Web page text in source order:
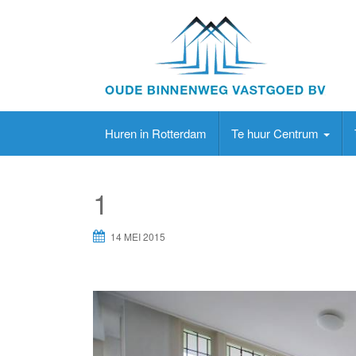
Huren in Rotterdam Te huur Centrum
1
14 MEI 2015